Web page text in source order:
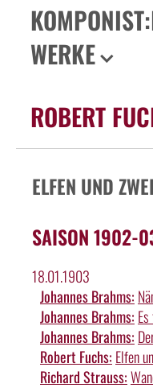
WERKE
ROBERT
ELFEN UND
SAISON 1902-
18.01.1903
Johannes Brahms:
Johannes Brahms:
Johannes Brahms:
Robert Fuchs: Elfen
Richard Strauss: